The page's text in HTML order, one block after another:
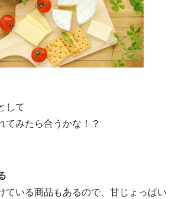
して
みたら合うかな！？
ている商品もあるので、甘じょっぱい